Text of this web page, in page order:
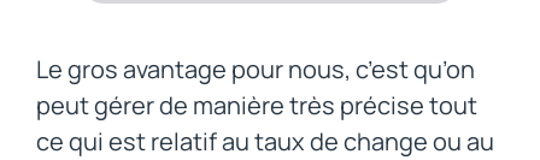
Le gros avantage pour nous, c’est qu’on
peut gérer de manière très précise tout
ce qui est relatif au taux de change ou au